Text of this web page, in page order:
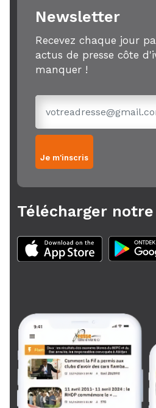
Newsletter
Recevez chaque jour
actus de presse côte
manquer !
Je m'inscris
Télécharger